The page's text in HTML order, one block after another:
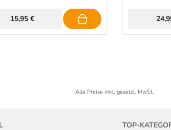
15,95 €
Alle Preise inkl. gesetzl. MwSt.
TOP-